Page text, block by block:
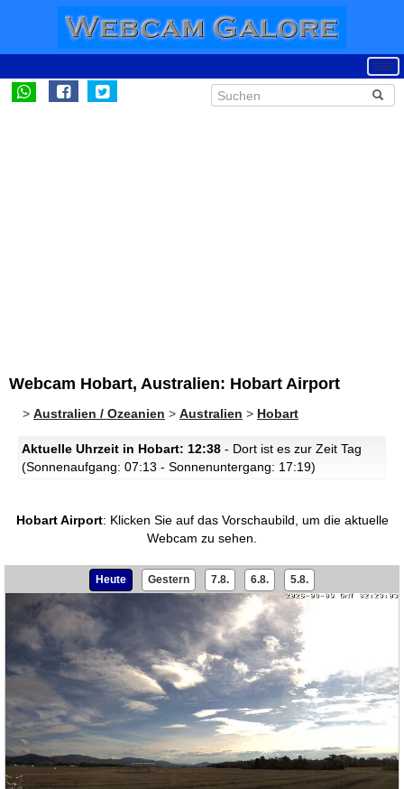
Webcam Hobart, Australien: Hobart Airport
> Australien / Ozeanien > Australien > Hobart
Aktuelle Uhrzeit in Hobart: 12:38 - Dort ist es zur Zeit Tag
(Sonnenaufgang: 07:13 - Sonnenuntergang: 17:19)
Hobart Airport: Klicken Sie auf das Vorschaubild, um die aktuelle
Webcam zu sehen.
Heute Gestern 7.8. 6.8. 5.8.